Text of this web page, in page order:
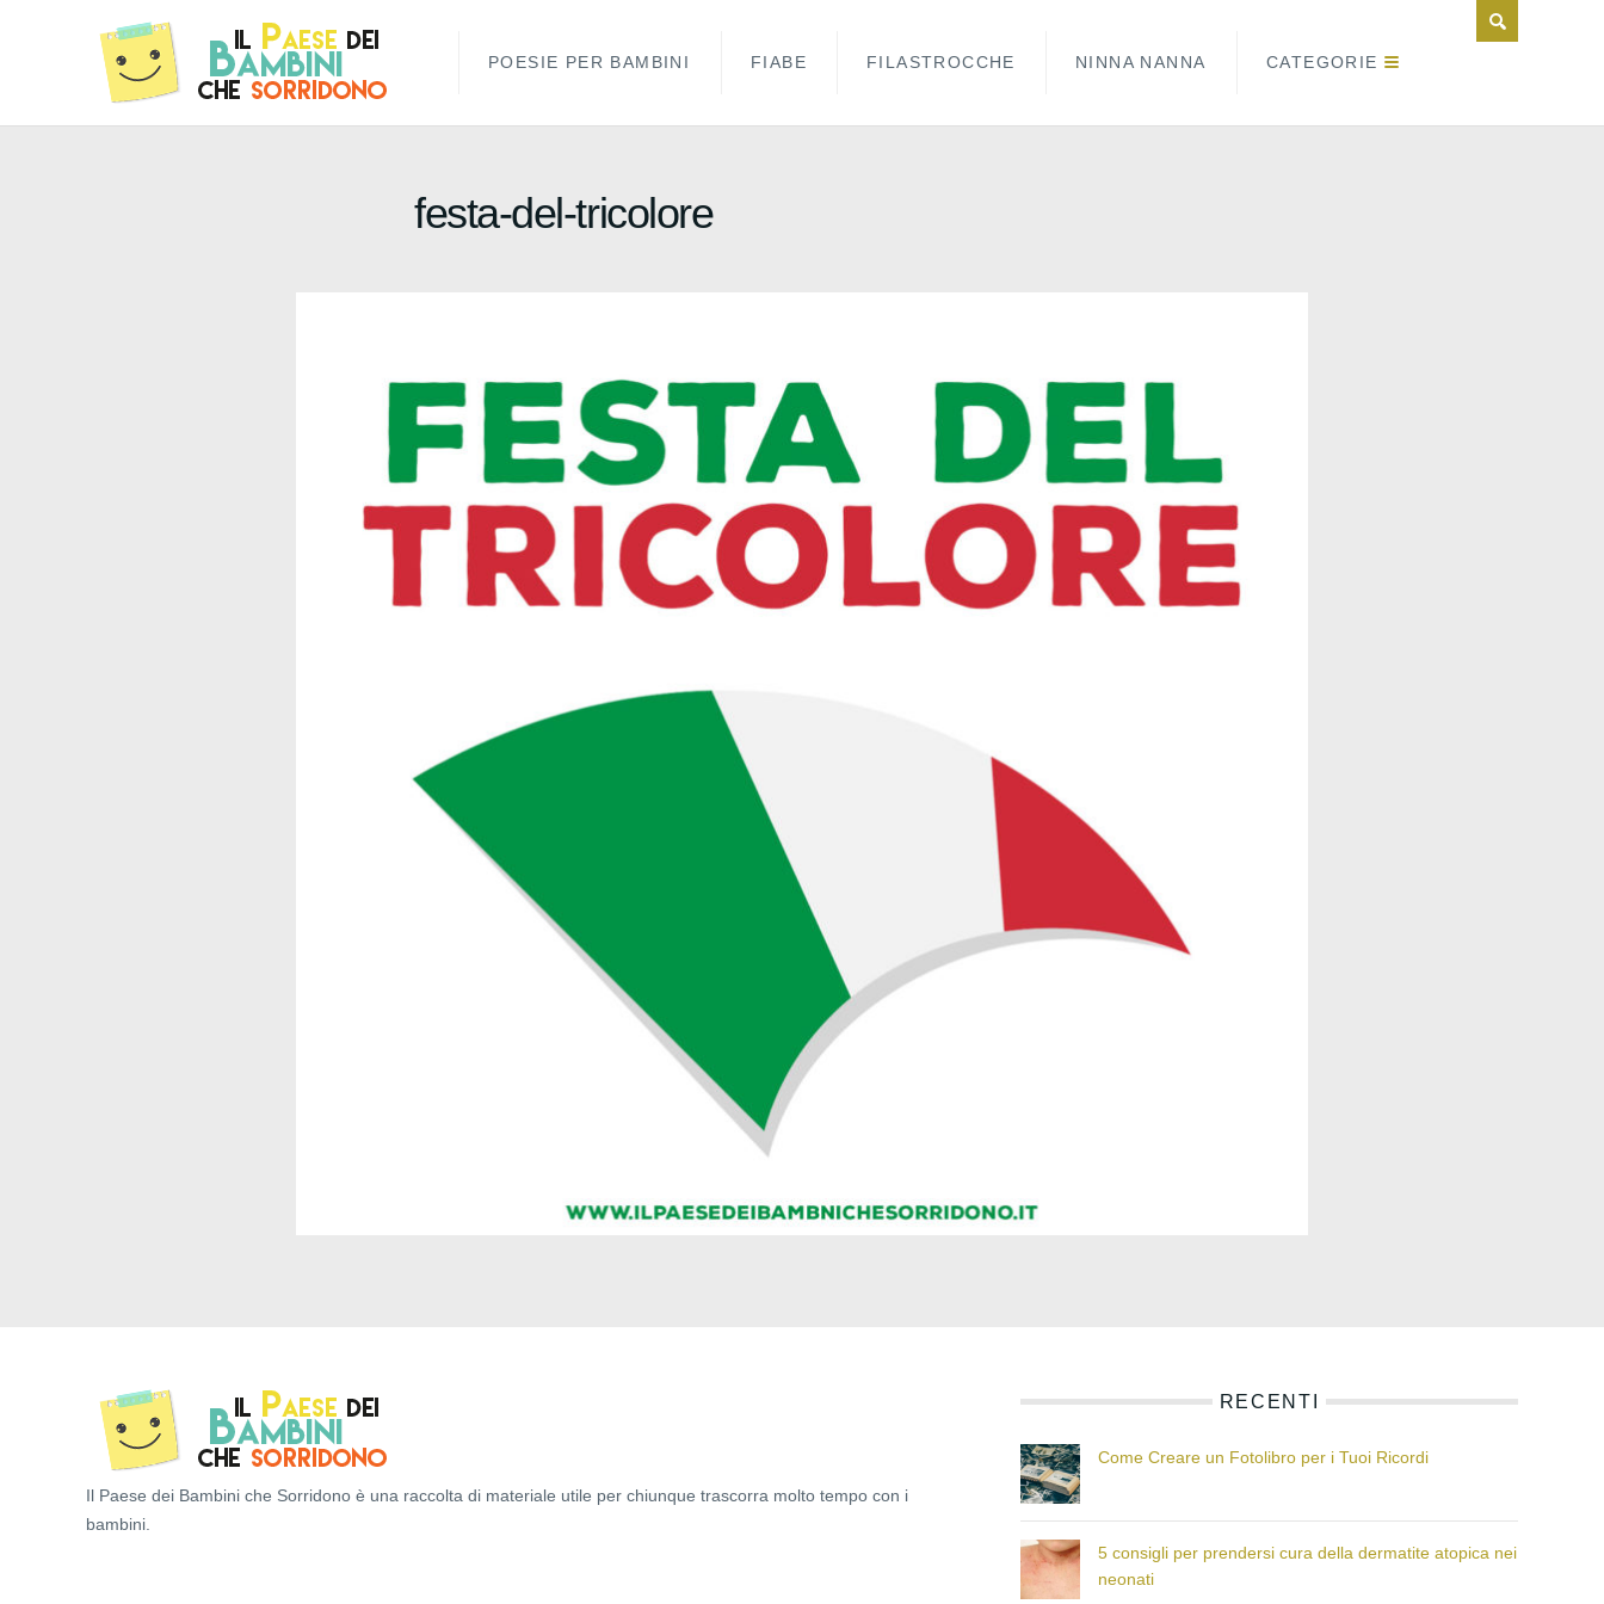
POESIE PER BAMBINI FIABE FILASTROCCHE NINNA NANNA CATEGORIE
festa-del-tricolore
Il Paese dei Bambini che Sorridono è una raccolta di materiale utile per chiunque trascorra molto tempo con i
bambini.
RECENTI
Come Creare un Fotolibro per i Tuoi Ricordi
5 consigli per prendersi cura della dermatite atopica nei
neonati